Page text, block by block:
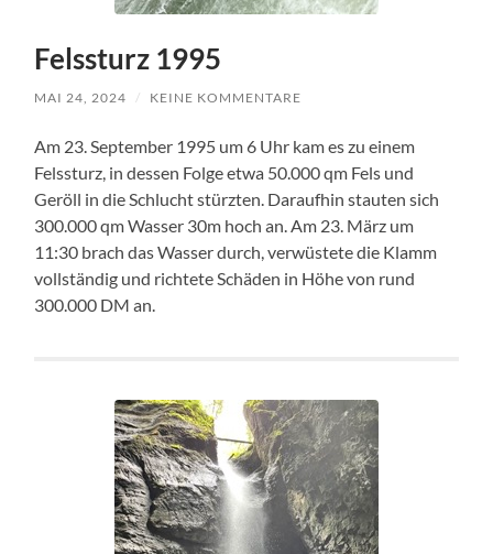
Felssturz 1995
MAI 24, 2024 / KEINE KOMMENTARE
Am 23. September 1995 um 6 Uhr kam es zu einem
Felssturz, in dessen Folge etwa 50.000 qm Fels und
Geröll in die Schlucht stürzten. Daraufhin stauten sich
300.000 qm Wasser 30m hoch an. Am 23. März um
11:30 brach das Wasser durch, verwüstete die Klamm
vollständig und richtete Schäden in Höhe von rund
300.000 DM an.